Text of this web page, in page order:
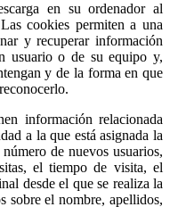
en su ordenador al
cookies permiten a una
y recuperar información
usuario o de su equipo y,
y de la forma en que
información relacionada
a la que está asignada la
de nuevos usuarios,
el tiempo de visita, el
desde el que se realiza la
sobre el nombre, apellidos,